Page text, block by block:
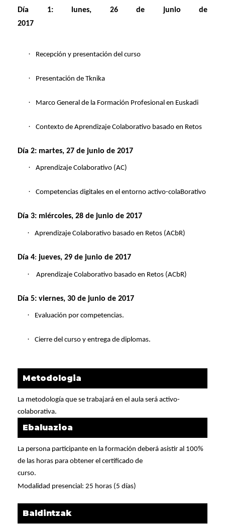
Día 1:lunes, 26 de junio de
2017
· Recepción y presentación del curso
· Presentación de Tknika
· Marco General de la Formación Profesional en Euskadi
· Contexto de Aprendizaje Colaborativo basado en Retos
Día 2: martes, 27 de junio de 2017
· Aprendizaje Colaborativo (AC)
· Competencias digitales en el entorno activo-colaBorativo
Día 3: miércoles, 28 de junio de 2017
· Aprendizaje Colaborativo basado en Retos (ACbR)
Día 4: jueves, 29 de junio de 2017
· Aprendizaje Colaborativo basado en Retos (ACbR)
Día 5: viernes, 30 de junio de 2017
· Evaluación por competencias.
· Cierre del curso y entrega de diplomas.
Metodologia
La metodología que se trabajará en el aula será activo-
colaborativa.
Ebaluazioa
La persona participante en la formación deberá asistir al 100%
de las horas para obtener el certificado de
curso.
Modalidad presencial: 25 horas (5 días)
Baldintzak